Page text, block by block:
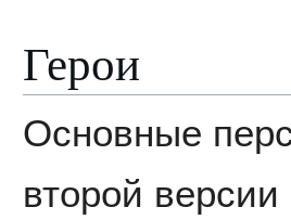
Герои
Основные
второй